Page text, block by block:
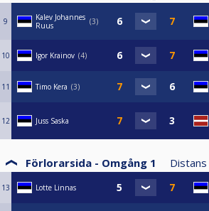
9
Kalev Johannes
Ruus
3
10 Igor Krainov 4
11 Timo Kera 3
12 Juss Saska
Förlorarsida - Omgång 1 Distans
13 Lotte Linnas